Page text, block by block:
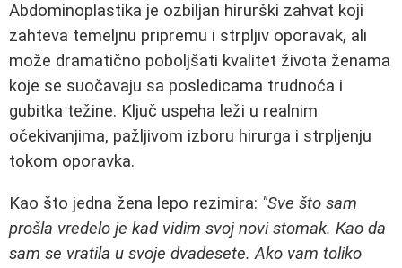
Abdominoplastika je ozbiljan hirurški zahvat koji
zahteva temeljnu pripremu i strpljiv oporavak, ali
može dramatično poboljšati kvalitet života ženama
koje se suočavaju sa posledicama trudnoća i
gubitka težine. Ključ uspeha leži u realnim
očekivanjima, pažljivom izboru hirurga i strpljenju
tokom oporavka.
Kao što jedna žena lepo rezimira: "Sve što sam
prošla vredelo je kad vidim svoj novi stomak. Kao da
sam se vratila u svoje dvadesete. Ako vam toliko